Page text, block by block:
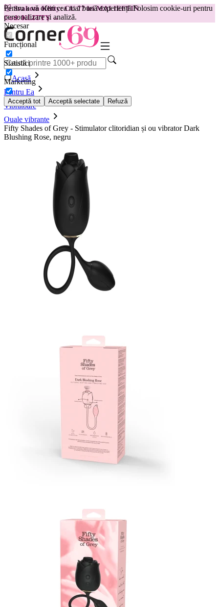
Pentru a vă oferi cea mai bună experiență.Folosim cookie-uri pentru
personalizare și analiză.
Necesar
Funcțional
Statistici
Marketing
Acceptă tot Acceptă selectate Refuză
😽Svakom Klitty: CU 77 lei MAI IEFTIN
Cod: KLITTY →
Acasă
Pentru Ea
Vibratoare
Ouale vibrante
Fifty Shades of Grey - Stimulator clitoridian și ou vibrator Dark
Blushing Rose, negru